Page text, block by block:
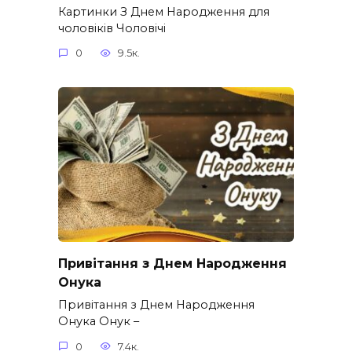
Картинки З Днем Народження для
чоловіків​ Чоловічі
0 9.5к.
Привітання з Днем Народження
Онука
Привітання з Днем Народження
Онука Онук –
0 7.4к.